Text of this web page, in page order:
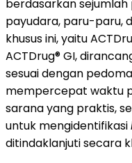
berdasarkan
payudara, paru-paru,
khusus ini, yaitu
ACTDrug® GI,
sesuai dengan
mempercepat waktu
sarana yang praktis,
untuk mengidentifikasi
ditindaklanjuti secara